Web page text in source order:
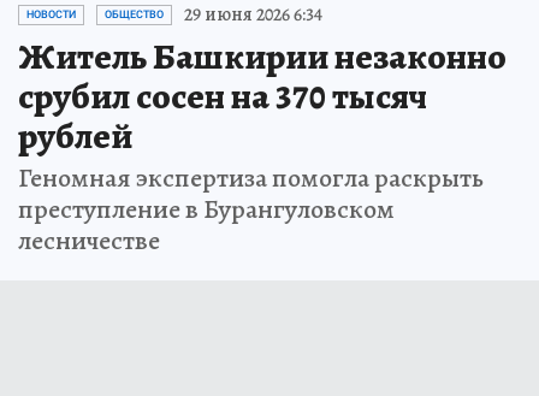
НОВОСТИ ОБЩЕСТВО 29 июня 2026 6:34
Житель Башкирии незаконно
срубил сосен на 370 тысяч
рублей
Геномная экспертиза помогла раскрыть
преступление в Бурангуловском
лесничестве